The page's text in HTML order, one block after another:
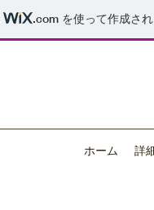
.com を使って作成さ
ホーム 詳